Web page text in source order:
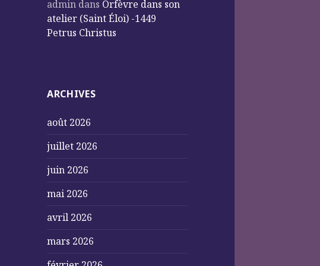
admin dans Orfèvre dans son
atelier (Saint Éloi) -1449
Petrus Christus
ARCHIVES
août 2026
juillet 2026
juin 2026
mai 2026
avril 2026
mars 2026